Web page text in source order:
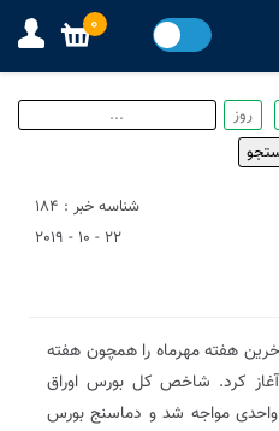
شناسه خبر : 184
22 - 10 - 2019
هفته مهرماه را همچون هفته
کرد. شاخص کل بورس اوراق
بهادار روز گذشته با افت ۸۲۴۹ واحدی مواجه شد و دماسنج بورس
0